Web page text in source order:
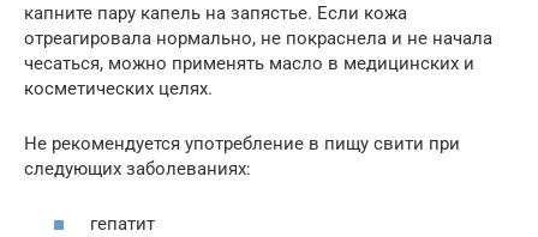
капните пару капель на запястье. Если кожа
отреагировала нормально, не покраснела и не начала
чесаться, можно применять масло в медицинских и
косметических целях.
Не рекомендуется употребление в пищу свити при
следующих заболеваниях:
гепатит